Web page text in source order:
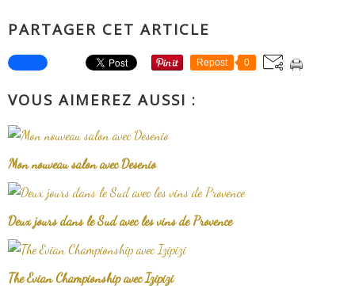
PARTAGER CET ARTICLE
Repost 0
VOUS AIMEREZ AUSSI :
Mon nouveau salon avec Desenio
Deux jours dans le Sud avec les vins de Provence
The Evian Championship avec Izipizi